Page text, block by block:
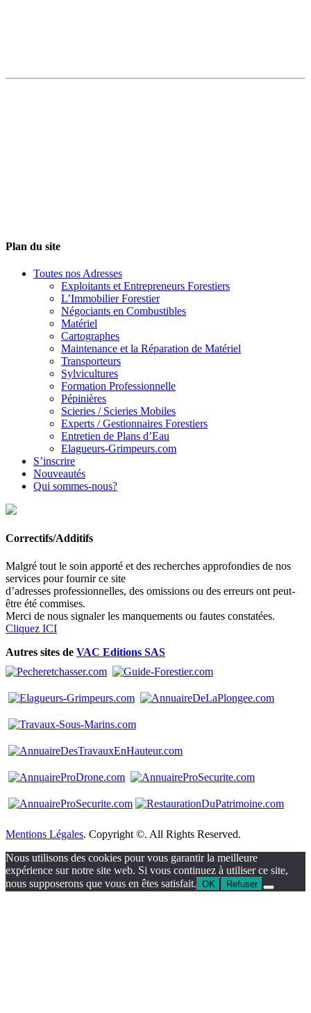
Plan du site
Toutes nos Adresses
Exploitants et Entrepreneurs Forestiers
L’Immobilier Forestier
Négociants en Combustibles
Matériel
Cartographes
Maintenance et la Réparation de Matériel
Transporteurs
Sylvicultures
Formation Professionnelle
Pépinières
Scieries / Scieries Mobiles
Experts / Gestionnaires Forestiers
Entretien de Plans d’Eau
Elagueurs-Grimpeurs.com
S’inscrire
Nouveautés
Qui sommes-nous?
Correctifs/Additifs
Malgré tout le soin apporté et des recherches approfondies de nos
services pour fournir ce site
d’adresses professionnelles, des omissions ou des erreurs ont peut-
être été commises.
Merci de nous signaler les manquements ou fautes constatées.
Cliquez ICI
Autres sites de VAC Editions SAS
Mentions Légales. Copyright ©. All Rights Reserved.
Nous utilisons des cookies pour vous garantir la meilleure
expérience sur notre site web. Si vous continuez à utiliser ce site,
nous supposerons que vous en êtes satisfait. OK Refuser